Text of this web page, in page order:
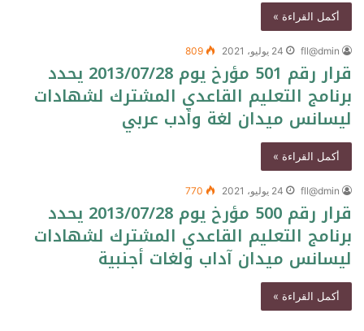
أكمل القراءة »
fll@dmin 24 يوليو، 2021 809
قرار رقم 501 مؤرخ يوم 2013/07/28 يحدد
برنامج التعليم القاعدي المشترك لشهادات
ليسانس ميدان لغة وأدب عربي
أكمل القراءة »
fll@dmin 24 يوليو، 2021 770
قرار رقم 500 مؤرخ يوم 2013/07/28 يحدد
برنامج التعليم القاعدي المشترك لشهادات
ليسانس ميدان آداب ولغات أجنبية
أكمل القراءة »